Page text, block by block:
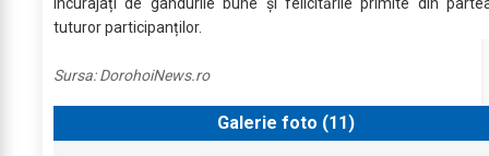
tuturor participanților.
Sursa:DorohoiNews.ro
Galerie foto (11 )